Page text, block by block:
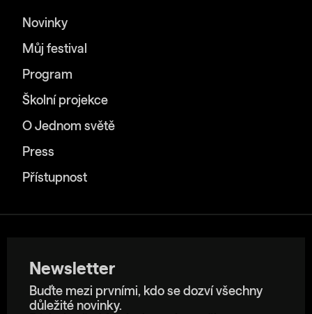
Novinky
Můj festival
Program
Školní projekce
O Jednom světě
Press
Přístupnost
Newsletter
Buďte mezi prvními, kdo se dozví všechny
důležité novinky.